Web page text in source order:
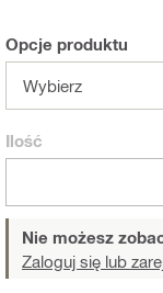
Opcje produktu
Wybierz
Ilość
Nie możesz
Zaloguj się lub